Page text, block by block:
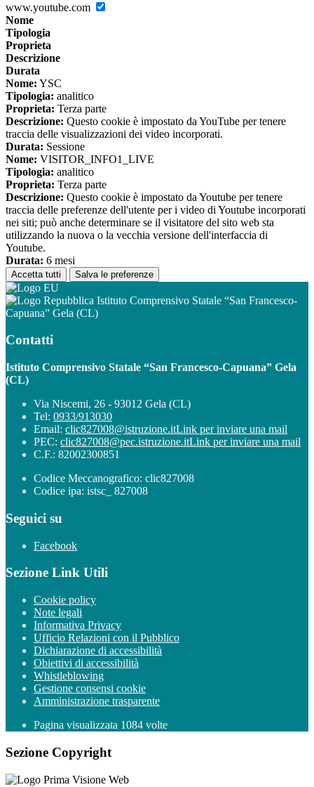
www.youtube.com
Nome
Tipologia
Proprieta
Descrizione
Durata
Nome: YSC
Tipologia: analitico
Proprieta: Terza parte
Descrizione: Questo cookie è impostato da YouTube per tenere
traccia delle visualizzazioni dei video incorporati.
Durata: Sessione
Nome: VISITOR_INFO1_LIVE
Tipologia: analitico
Proprieta: Terza parte
Descrizione: Questo cookie è impostato da Youtube per tenere
traccia delle preferenze dell'utente per i video di Youtube incorporati
nei siti; può anche determinare se il visitatore del sito web sta
utilizzando la nuova o la vecchia versione dell'interfaccia di
Youtube.
Durata: 6 mesi
Accetta tutti Salva le preferenze
Istituto Comprensivo Statale “San Francesco-
Capuana” Gela (CL)
Contatti
Istituto Comprensivo Statale “San Francesco-Capuana” Gela
(CL)
Via Niscemi, 26 - 93012 Gela (CL)
Tel: 0933/913030
Email: clic827008@istruzione.itLink per inviare una mail
PEC: clic827008@pec.istruzione.itLink per inviare una mail
C.F.: 82002300851
Codice Meccanografico: clic827008
Codice ipa: istsc_ 827008
Seguici su
Facebook
Sezione Link Utili
Cookie policy
Note legali
Informativa Privacy
Ufficio Relazioni con il Pubblico
Dichiarazione di accessibilità
Obiettivi di accessibilità
Whistleblowing
Gestione consensi cookie
Amministrazione trasparente
Pagina visualizzata 1084 volte
Sezione Copyright